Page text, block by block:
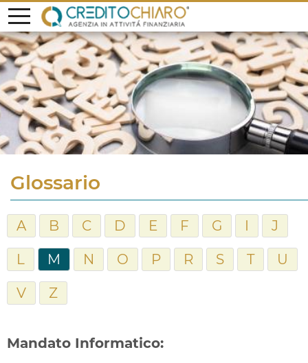
Glossario
A B C D E F G I J
L M N O P R S T U
V Z
Mandato Informatico: